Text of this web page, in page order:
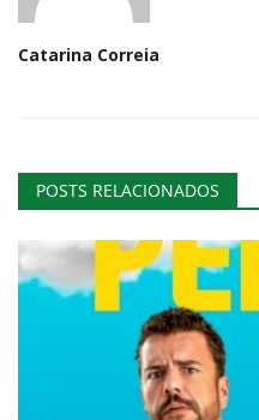
Catarina Correia
POSTS RELACIONADOS